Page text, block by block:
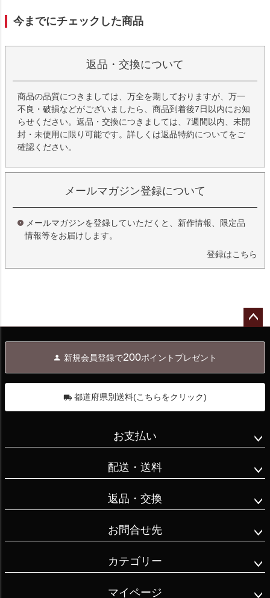
今までにチェックした商品
返品・交換について
商品の品質につきましては、万全を期しておりますが、万一
不良・破損などがございましたら、商品到着後7日以内にお知
らせください。返品・交換につきましては、7週間以内、未開
封・未使用に限り可能です。詳しくは返品特約についてをご
確認ください。
メールマガジン登録について
メールマガジンを登録していただくと、新作情報、限定品
情報等をお届けします。
登録はこちら
へ
新規会員登録で200ポイントプレゼント
都道府県別送料(こちらをクリック)
お支払い
配送・送料
返品・交換
お問合せ先
カテゴリー
マイページ